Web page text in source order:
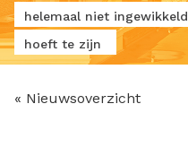
helemaal niet ingewikkeld
hoeft te zijn
« Nieuwsoverzicht